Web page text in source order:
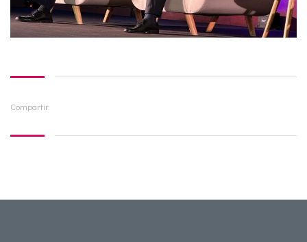
Compartir: